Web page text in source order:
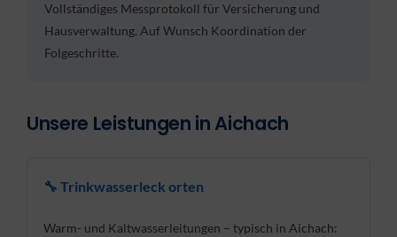
Vollständiges Messprotokoll für Versicherung und
Hausverwaltung. Auf Wunsch Koordination der
Folgeschritte.
Unsere Leistungen in Aichach
🔧 Trinkwasserleck orten
Warm- und Kaltwasserleitungen – typisch in Aichach: